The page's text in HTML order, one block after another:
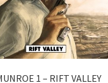
1 – RIFT VALLEY